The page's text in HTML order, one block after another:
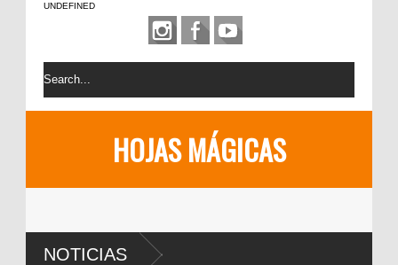
UNDEFINED
HOJAS MÁGICAS
NOTICIAS